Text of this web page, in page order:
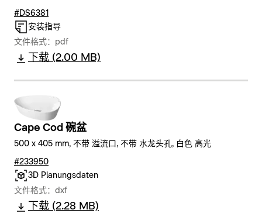
#DS6381
安装指导
文件格式：pdf
下载 (2.00 MB)
Cape Cod 碗盆
500 x 405 mm, 不带 溢流口, 不带 水龙头孔, 白色 高光
#233950
3D Planungsdaten
文件格式：dxf
下载 (2.28 MB)